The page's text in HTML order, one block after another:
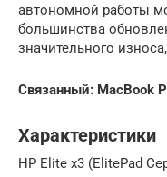
автономной работы
большинства
значительного
Связанный: MacBook
Характеристики
HP Elite x3 (ElitePad